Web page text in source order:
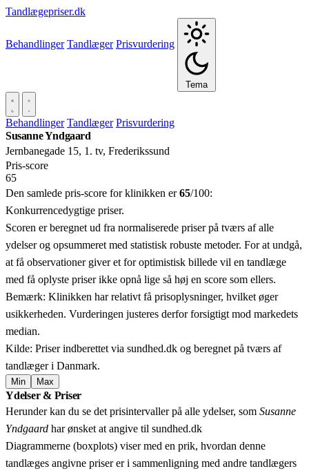
Tandlægepriser.dk
Behandlinger Tandlæger Prisvurdering
Tema
Behandlinger Tandlæger Prisvurdering
Susanne Yndgaard
Jernbanegade 15, 1. tv, Frederikssund
Pris‑score
65
Den samlede pris-score for klinikken er65/100:
Konkurrencedygtige priser.
Scoren er beregnet ud fra normaliserede priser på tværs af alle
ydelser og opsummeret med statistisk robuste metoder. For at undgå,
at få observationer giver et for optimistisk billede vil en tandlæge
med få oplyste priser ikke opnå lige så høj en score som ellers.
Bemærk: Klinikken har relativt få prisoplysninger, hvilket øger
usikkerheden. Vurderingen justeres derfor forsigtigt mod markedets
median.
Kilde: Priser indberettet via sundhed.dk og beregnet på tværs af
tandlæger i Danmark.
Min Max
+
−
Ydelser & Priser
Herunder kan du se det prisintervaller på alle ydelser, som Susanne
Yndgaard har ønsket at angive til sundhed.dk
Diagrammerne (boxplots) viser med en prik, hvordan denne
tandlæges angivne priser er i sammenligning med andre tandlægers